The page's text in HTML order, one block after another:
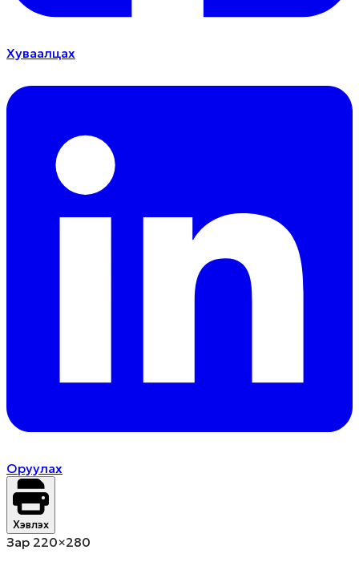
Хуваалцах
Оруулах
Хэвлэх
Зар 220×280